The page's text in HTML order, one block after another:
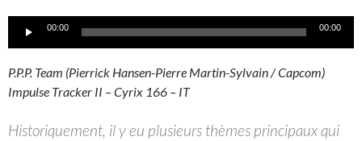
Lecteur00:00 00:00
P.P.P. Team (Pierrick Hansen-Pierre Martin-Sylvain / Capcom)
Impulse Tracker II – Cyrix 166 – IT
Historiquement, il y eu plusieurs thèmes principaux qui